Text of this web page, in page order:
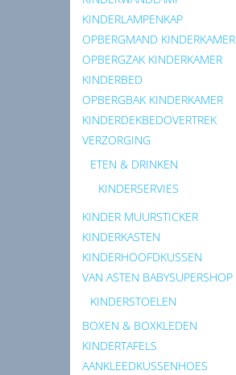
KINDERLAMPENKAP
OPBERGMAND KINDERKAMER
OPBERGZAK KINDERKAMER
KINDERBED
OPBERGBAK KINDERKAMER
KINDERDEKBEDOVERTREK
VERZORGING
ETEN & DRINKEN
KINDERSERVIES
KINDER MUURSTICKER
KINDERKASTEN
KINDERHOOFDKUSSEN
VAN ASTEN BABYSUPERSHOP
KINDERSTOELEN
BOXEN & BOXKLEDEN
KINDERTAFELS
AANKLEEDKUSSENHOES